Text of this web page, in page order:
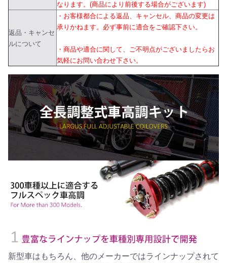
なります。(商品により前後する場合がございます)
返品・キャンセ
ルについて
・お客様都合による返品、キャンセル、商品の変更は
承りかねます。必ず事前に適合をご確認下さい。
・商品や適合に関して、ご不明点がございましたらお
気軽にお問い合わせ下さい。
新型車はもちろん、他のメーカーではラインナップされて